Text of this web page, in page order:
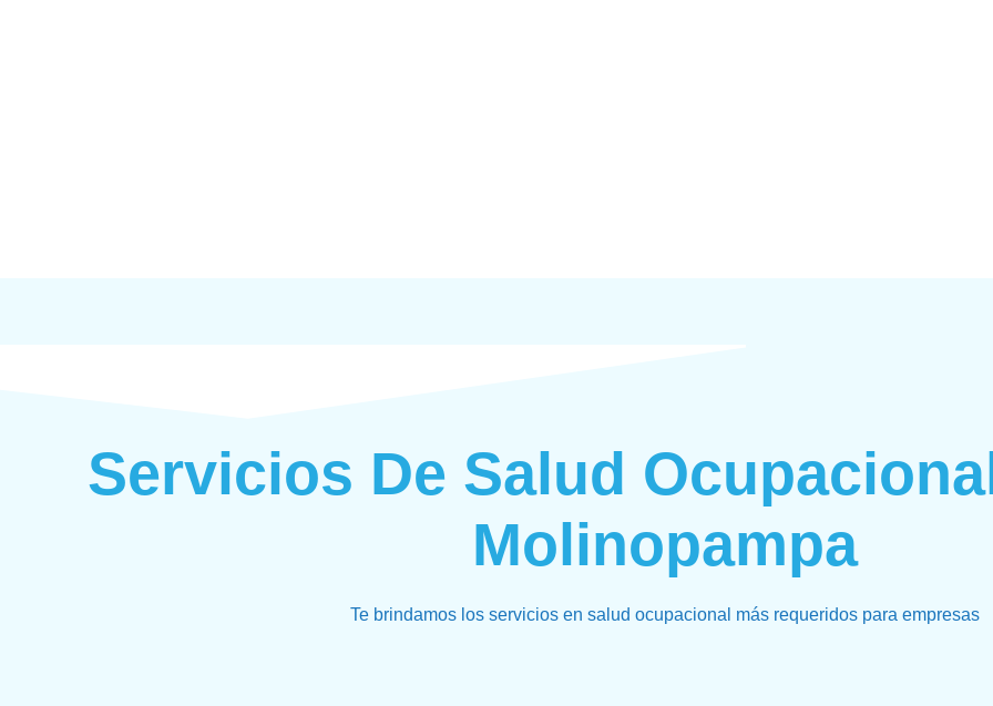
Servicios De Salud
Molinopampa
Te brindamos los servicios en salud ocupacional más requeridos para empresas